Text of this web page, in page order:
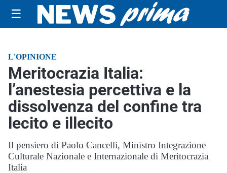
☰
L'OPINIONE
Meritocrazia Italia:
l’anestesia percettiva e la
dissolvenza del confine tra
lecito e illecito
Il pensiero di Paolo Cancelli, Ministro Integrazione
Culturale Nazionale e Internazionale di Meritocrazia
Italia